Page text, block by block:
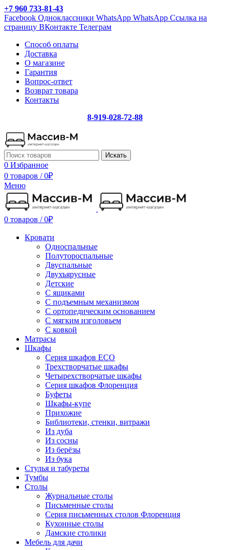
+7 960 733-81-43
Facebook Одноклассники WhatsApp WhatsApp Ссылка на
страницу ВКонтакте Телеграм
Способ оплаты
Доставка
О магазине
Гарантия
Вопрос-ответ
Возврат товара
Контакты
8-919-028-72-88
Искать
0 Избранное
0 товаров / 0₽
Меню
0 товаров / 0₽
Кровати
Односпальные
Полутороспальные
Двуспальные
Двухъярусные
Детские
С ящиками
С подъемным механизмом
С ортопедическим основанием
С мягким изголовьем
С ковкой
Матрасы
Шкафы
Серия шкафов ECO
Трехстворчатые шкафы
Четырехстворчатые шкафы
Серия шкафов Флоренция
Буфеты
Шкафы-купе
Прихожие
Библиотеки, стенки, витражи
Из дуба
Из сосны
Из берёзы
Из бука
Стулья и табуреты
Тумбы
Столы
Журнальные столы
Письменные столы
Серия письменных столов Флоренция
Кухонные столы
Дамские столики
Мебель для дачи